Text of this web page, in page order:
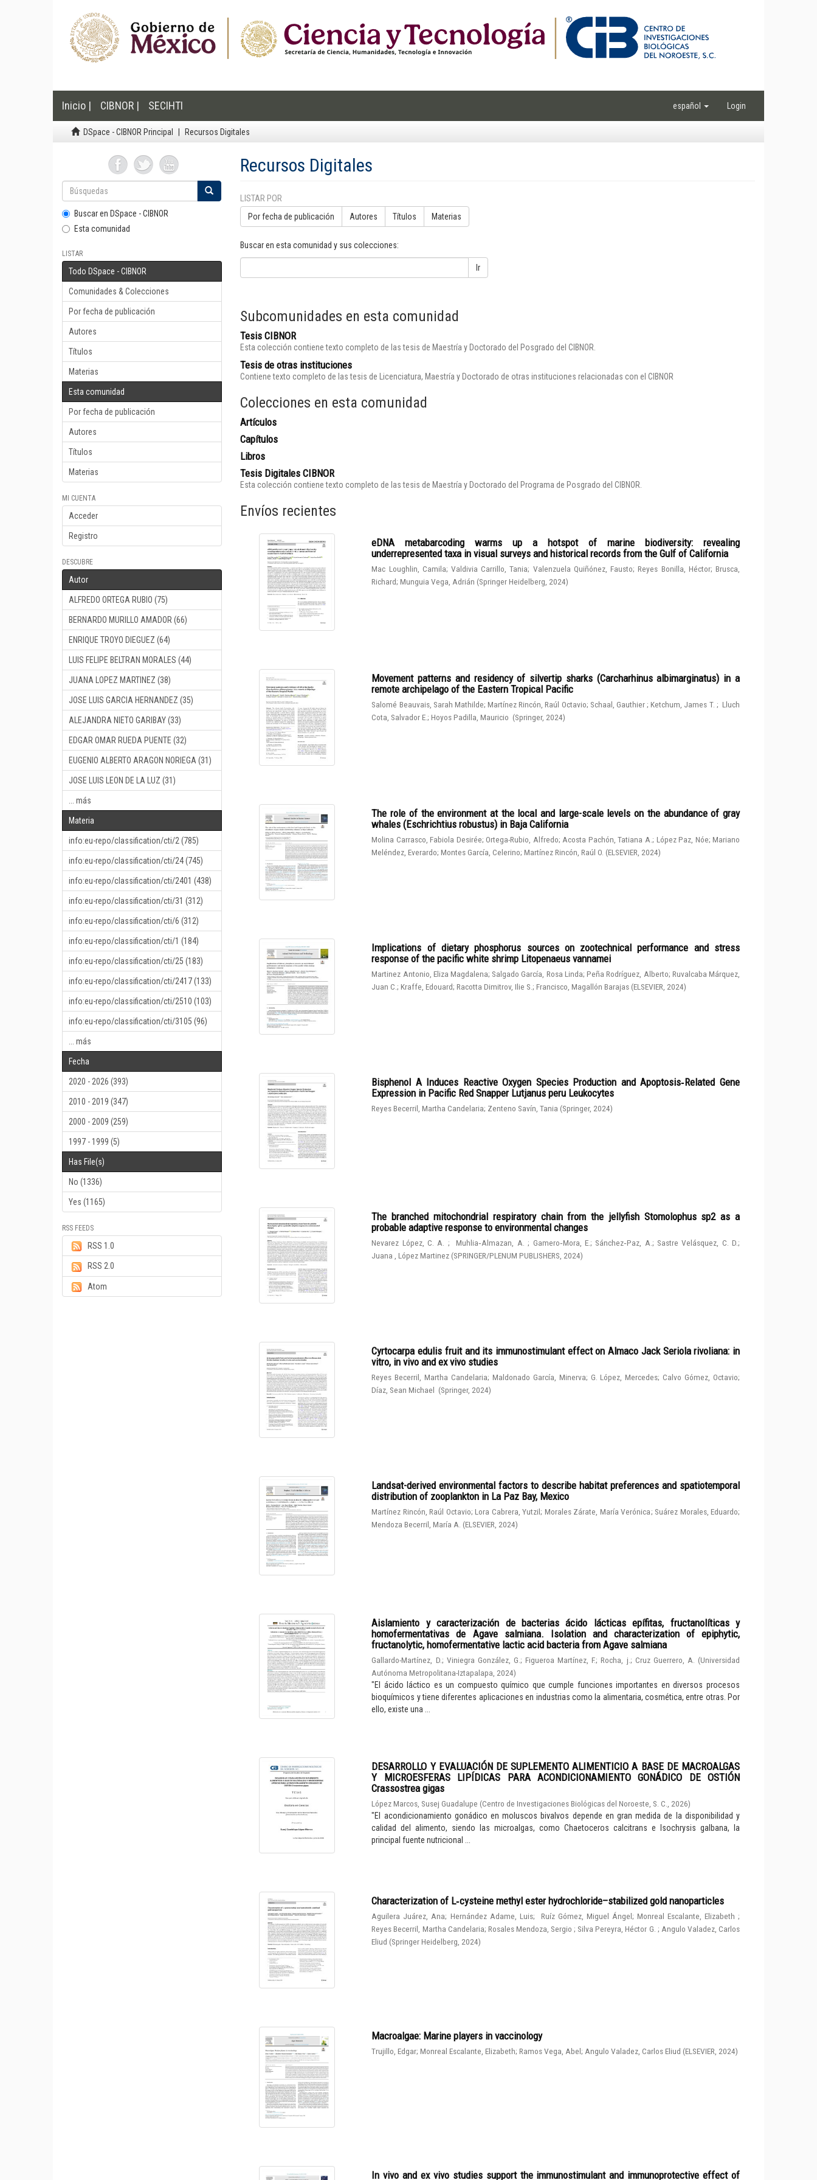
Inicio | CIBNOR | SECIHTI español Login
DSpace - CIBNOR Principal Recursos Digitales
Buscar en DSpace - CIBNOR
Esta comunidad
LISTAR
Todo DSpace - CIBNOR
Comunidades & Colecciones
Por fecha de publicación
Autores
Títulos
Materias
Esta comunidad
Por fecha de publicación
Autores
Títulos
Materias
MI CUENTA
Acceder
Registro
DESCUBRE
Autor
ALFREDO ORTEGA RUBIO (75)
BERNARDO MURILLO AMADOR (66)
ENRIQUE TROYO DIEGUEZ (64)
LUIS FELIPE BELTRAN MORALES (44)
JUANA LOPEZ MARTINEZ (38)
JOSE LUIS GARCIA HERNANDEZ (35)
ALEJANDRA NIETO GARIBAY (33)
EDGAR OMAR RUEDA PUENTE (32)
EUGENIO ALBERTO ARAGON NORIEGA (31)
JOSE LUIS LEON DE LA LUZ (31)
... más
Materia
info:eu-repo/classification/cti/2 (785)
info:eu-repo/classification/cti/24 (745)
info:eu-repo/classification/cti/2401 (438)
info:eu-repo/classification/cti/31 (312)
info:eu-repo/classification/cti/6 (312)
info:eu-repo/classification/cti/1 (184)
info:eu-repo/classification/cti/25 (183)
info:eu-repo/classification/cti/2417 (133)
info:eu-repo/classification/cti/2510 (103)
info:eu-repo/classification/cti/3105 (96)
... más
Fecha
2020 - 2026 (393)
2010 - 2019 (347)
2000 - 2009 (259)
1997 - 1999 (5)
Has File(s)
No (1336)
Yes (1165)
RSS FEEDS
RSS 1.0
RSS 2.0
Atom
Recursos Digitales
LISTAR POR
Por fecha de publicación Autores Títulos Materias
Buscar en esta comunidad y sus colecciones:
Ir
Subcomunidades en esta comunidad
Tesis CIBNOR
Esta colección contiene texto completo de las tesis de Maestría y Doctorado del Posgrado del CIBNOR.
Tesis de otras instituciones
Contiene texto completo de las tesis de Licenciatura, Maestría y Doctorado de otras instituciones relacionadas con el CIBNOR
Colecciones en esta comunidad
Artículos
Capítulos
Libros
Tesis Digitales CIBNOR
Esta colección contiene texto completo de las tesis de Maestría y Doctorado del Programa de Posgrado del CIBNOR.
Envíos recientes
eDNA metabarcoding warms up a hotspot of marine biodiversity: revealing
underrepresented taxa in visual surveys and historical records from the Gulf of California
Mac Loughlin, Camila;Valdivia Carrillo, Tania; Valenzuela Quiñónez, Fausto;Reyes Bonilla, Héctor; Brusca,
Richard;Munguia Vega, Adrián (Springer Heidelberg 2024)
Movement patterns and residency of silvertip sharks (Carcharhinus albimarginatus) in a
remote archipelago of the Eastern Tropical Pacific
Salomé Beauvais, Sarah Mathilde;Martínez Rincón, Raúl Octavio; Schaal, Gauthier;Ketchum, James T. ; Lluch
Cota, Salvador E.;Hoyos Padilla, Mauricio (Springer, 2024)
The role of the environment at the local and large-scale levels on the abundance of gray
whales (Eschrichtius robustus) in Baja California
Molina Carrasco, Fabiola Desirée;Ortega-Rubio, Alfredo; Acosta Pachón, Tatiana A. ; López Paz, Nóe;Mariano
Meléndez, Everardo;Montes García, Celerino;Martínez Rincón, Raúl O. (ELSEVIER 2024)
Implications of dietary phosphorus sources on zootechnical performance and stress
response of the pacific white shrimp Litopenaeus vannamei
Martinez Antonio, Eliza Magdalena; Salgado García, Rosa Linda;Peña Rodríguez, Alberto; Ruvalcaba Márquez,
Juan C.;Kraffe, Edouard;Racotta Dimitrov, Ilie S.;Francisco, Magallón Barajas (ELSEVIER 2024)
Bisphenol A Induces Reactive Oxygen Species Production and Apoptosis‑Related Gene
Expression in Pacific Red Snapper Lutjanus peru Leukocytes
Reyes Becerril, Martha Candelaria; Zenteno Savín, Tania (Springer, 2024)
The branched mitochondrial respiratory chain from the jellyfish Stomolophus sp2 as a
probable adaptive response to environmental changes
Nevarez López, C. A. ; Muhlia‑Almazan, A.; Gamero‑Mora, E.; Sánchez‑Paz, A. ; Sastre Velásquez, C. D.;
Juana , López Martinez (SPRINGER/PLENUM PUBLISHERS 2024)
Cyrtocarpa edulis fruit and its immunostimulant effect on Almaco Jack Seriola rivoliana: in
vitro, in vivo and ex vivo studies
Reyes Becerril, Martha Candelaria; Maldonado García, Minerva; G. López, Mercedes;Calvo Gómez, Octavio;
Díaz, Sean Michael (Springer, 2024)
Landsat-derived environmental factors to describe habitat preferences and spatiotemporal
distribution of zooplankton in La Paz Bay, Mexico
Martínez Rincón, Raúl Octavio;Lora Cabrera, Yutzil; Morales Zárate, María Verónica; Suárez Morales, Eduardo;
Mendoza Becerril, María A. (ELSEVIER, 2024)
Aislamiento y caracterización de bacterias ácido lácticas epífitas, fructanolíticas y
homofermentativas de Agave salmiana. Isolation and characterization of epiphytic,
fructanolytic, homofermentative lactic acid bacteria from Agave salmiana
Gallardo-Martínez, D.; Viniegra González, G. ; Figueroa Martínez, F.;Rocha, j. ; Cruz Guerrero, A. (Universidad
Autónoma Metropolitana-Iztapalapa 2024)
"El ácido láctico es un compuesto químico que cumple funciones importantes en diversos procesos
bioquímicos y tiene diferentes aplicaciones en industrias como la alimentaria, cosmética, entre otras. Por
ello, existe una ...
DESARROLLO Y EVALUACIÓN DE SUPLEMENTO ALIMENTICIO A BASE DE MACROALGAS
Y MICROESFERAS LIPÍDICAS PARA ACONDICIONAMIENTO GONÁDICO DE OSTIÓN
Crassostrea gigas
López Marcos, Susej Guadalupe (Centro de Investigaciones Biológicas del Noroeste, S. C., 2026)
"El acondicionamiento gonádico en moluscos bivalvos depende en gran medida de la disponibilidad y
calidad del alimento, siendo las microalgas, como Chaetoceros calcitrans e Isochrysis galbana, la
principal fuente nutricional ...
Characterization of L‑cysteine methyl ester hydrochloride–stabilized gold nanoparticles
Aguilera Juárez, Ana; Hernández Adame, Luis; Ruíz Gómez, Miguel Ángel; Monreal Escalante, Elizabeth;
Reyes Becerril, Martha Candelaria; Rosales Mendoza, Sergio; Silva Pereyra, Héctor G. ; Angulo Valadez, Carlos
Eliud (Springer Heidelberg, 2024)
Macroalgae: Marine players in vaccinology
Trujillo, Edgar;Monreal Escalante, Elizabeth;Ramos Vega, Abel; Angulo Valadez, Carlos Eliud (ELSEVIER 2024)
In vivo and ex vivo studies support the immunostimulant and immunoprotective effect of